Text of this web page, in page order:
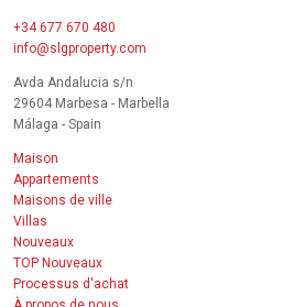
+34 677 670 480
info@slgproperty.com
Avda Andalucia s/n
29604 Marbesa - Marbella
Málaga - Spain
Maison
Appartements
Maisons de ville
Villas
Nouveaux
TOP Nouveaux
Processus d'achat